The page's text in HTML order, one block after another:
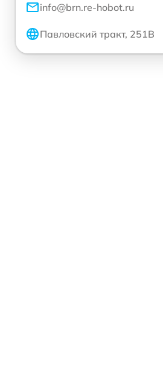
info@brn.re-hobot.ru
Павловский тракт, 251В